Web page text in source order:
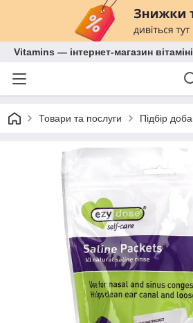
Vitamins — інтернет-магазин
Товари та послуги Підбір